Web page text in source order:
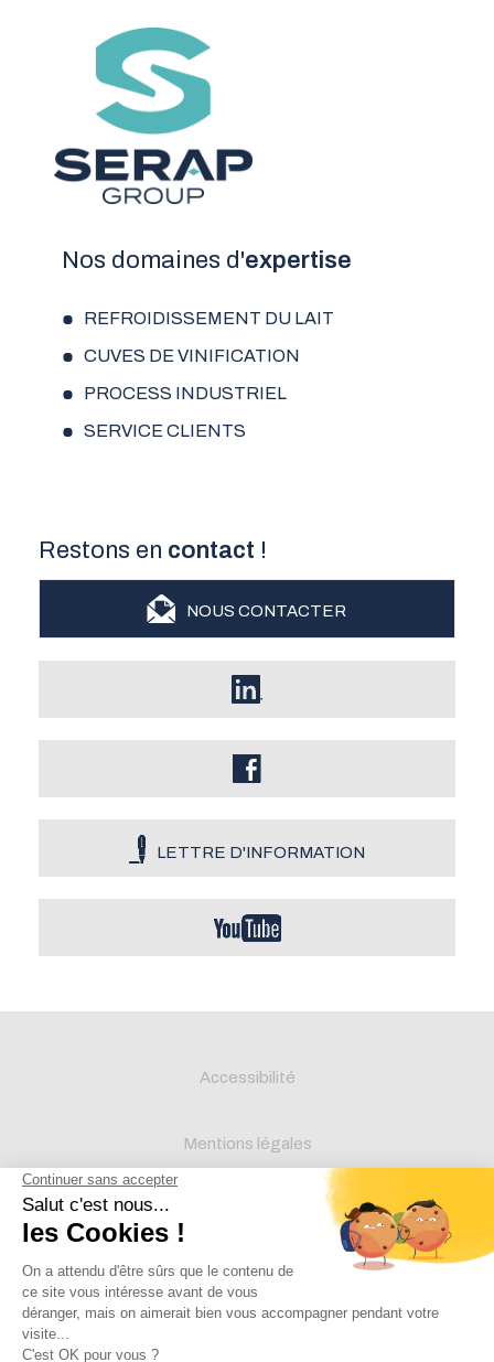
Nos domaines d'expertise
REFROIDISSEMENT DU LAIT
CUVES DE VINIFICATION
PROCESS INDUSTRIEL
SERVICE CLIENTS
Restons en contact !
NOUS CONTACTER
LETTRE D'INFORMATION
Accessibilité
Mentions légales
Protection des données
Crédits